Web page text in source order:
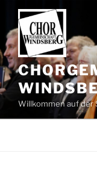
Zum
Inhalt
springen
Willkommen auf der